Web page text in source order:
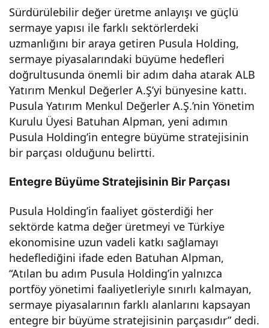
Sürdürülebilir değer üretme anlayışı ve güçlü
sermaye yapısı ile farklı sektörlerdeki
uzmanlığını bir araya getiren Pusula Holding,
sermaye piyasalarındaki büyüme hedefleri
doğrultusunda önemli bir adım daha atarak ALB
Yatırım Menkul Değerler A.Ş’yi bünyesine kattı.
Pusula Yatırım Menkul Değerler A.Ş.’nin Yönetim
Kurulu Üyesi Batuhan Alpman, yeni adımın
Pusula Holding’in entegre büyüme stratejisinin
bir parçası olduğunu belirtti.
Entegre Büyüme Stratejisinin Bir Parçası
Pusula Holding’in faaliyet gösterdiği her
sektörde katma değer üretmeyi ve Türkiye
ekonomisine uzun vadeli katkı sağlamayı
hedeflediğini ifade eden Batuhan Alpman,
“Atılan bu adım Pusula Holding’in yalnızca
portföy yönetimi faaliyetleriyle sınırlı kalmayan,
sermaye piyasalarının farklı alanlarını kapsayan
entegre bir büyüme stratejisinin parçasıdır” dedi.
rım’ı
devr
alar
ak
ser
piya
sala
rınd